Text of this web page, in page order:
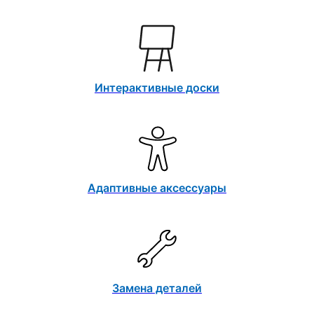
Интерактивные доски
Адаптивные аксессуары
Замена деталей